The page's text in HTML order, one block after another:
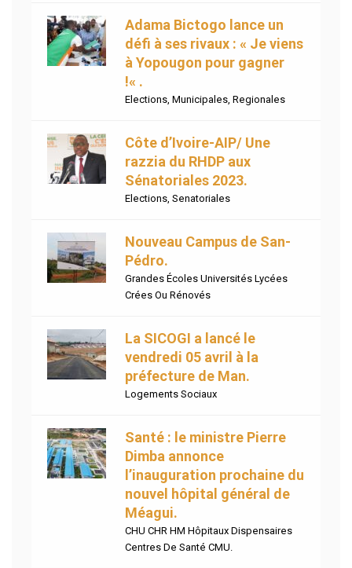
Adama Bictogo lance un
défi à ses rivaux : « Je viens
à Yopougon pour gagner
!« .
Elections Municipales Regionales
Côte d’Ivoire-AIP/ Une
razzia du RHDP aux
Sénatoriales 2023.
Elections Senatoriales
Nouveau Campus de San-
Pédro.
Grandes Écoles Universités Lycées
Crées Ou Rénovés
La SICOGI a lancé le
vendredi 05 avril à la
préfecture de Man.
Logements Sociaux
Santé : le ministre Pierre
Dimba annonce
l’inauguration prochaine du
nouvel hôpital général de
Méagui.
CHU CHR HM Hôpitaux Dispensaires
Centres De Santé CMU.